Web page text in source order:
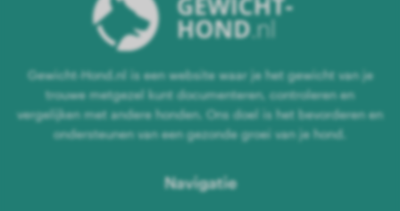
Gewicht-Hond.nl is een website waar je het gewicht van je
trouwe metgezel kunt documenteren, controleren en
vergelijken met andere honden. Ons doel is het bevorderen en
ondersteunen van een gezonde groei van je hond.
Navigatie